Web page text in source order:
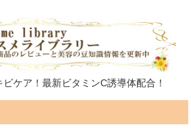
ケア！最新ビタミンC誘導体配合！